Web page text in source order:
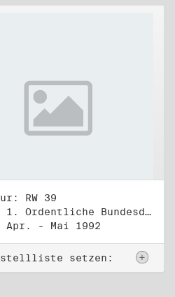
RW 39
Titel: 1. Ordentliche Bundesdelegiertenversammlung (1.-3.5.1992)
Apr. - Mai 1992
setzen: